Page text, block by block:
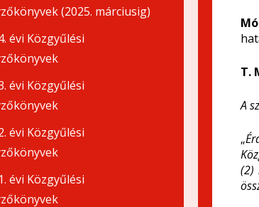
T.
A
„
(2)
(2025. márciusig)
évi Közgyűlési
évi Közgyűlési
évi Közgyűlési
évi Közgyűlési